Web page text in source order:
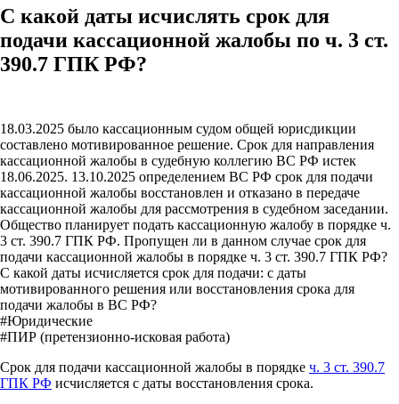
С какой даты исчислять срок для
подачи кассационной жалобы по ч. 3 ст.
390.7 ГПК РФ?
18.03.2025 было кассационным судом общей юрисдикции
составлено мотивированное решение. Срок для направления
кассационной жалобы в судебную коллегию ВС РФ истек
18.06.2025. 13.10.2025 определением ВС РФ срок для подачи
кассационной жалобы восстановлен и отказано в передаче
кассационной жалобы для рассмотрения в судебном заседании.
Общество планирует подать кассационную жалобу в порядке ч.
3 ст. 390.7 ГПК РФ. Пропущен ли в данном случае срок для
подачи кассационной жалобы в порядке ч. 3 ст. 390.7 ГПК РФ?
С какой даты исчисляется срок для подачи: с даты
мотивированного решения или восстановления срока для
подачи жалобы в ВС РФ?
#Юридические
#ПИР (претензионно-исковая работа)
Срок для подачи кассационной жалобы в порядке ч. 3 ст. 390.7
ГПК РФ исчисляется с даты восстановления срока.